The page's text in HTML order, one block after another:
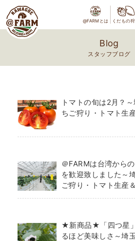
@FARMとは くだもの狩
Blog
スタッフブログ
トマトの旬は2月？
ちご狩り・トマト生
＠FARMは台湾から
を歓迎致しました～
ご狩り・トマト生産
★新商品★「四つ星
るほど美味しさ～埼